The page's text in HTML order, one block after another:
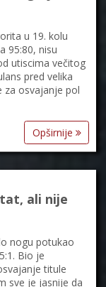
u 19. kolu
95:80, nisu
utiscima večitog
pred velika
za osvajanje pol
Opširnije
ali nije
nogu potukao
Bio je
titule
sve je jasnije da